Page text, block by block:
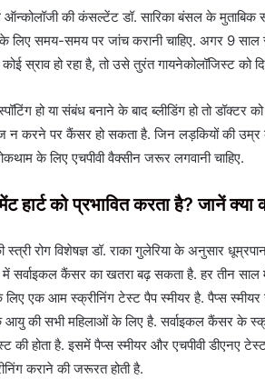
ऑन्कोलॉजी की कंसल्टेंट डॉ. सारिका बंसल के
लिए समय-समय पर जांच करानी चाहिए. अगर 9
स्राव हो रहा है, तो उसे तुरंत गायनेकोलॉजिस्ट को
हो या संबंध बनाने के बाद ब्लीडिंग हो तो डॉक्टर
न करने पर कैंसर हो सकता है. जिन लड़कियों की
के लिए एचपीवी वैक्सीन जरूर लगवानी चाहिए.
हार्ट को प्रभावित करता है? जानें
रोग विशेषज्ञ डॉ. राका गुलेरिया के अनुसार
कैंसर का खतरा बढ़ सकता है. हर तीन साल
लिए एक आम स्क्रीनिंग टेस्ट पैप स्मीयर है. पैप्स
आयु की सभी महिलाओं के लिए है. सर्वाइकल कैंसर के
होता है. इसमें पैप्स स्मीयर और एचपीवी डीएनए
कराने की जरूरत होती है.